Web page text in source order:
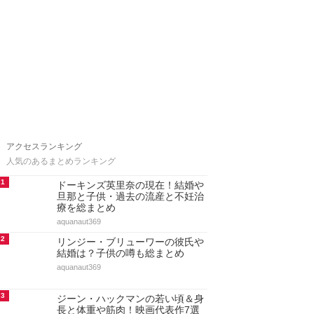
アクセスランキング
人気のあるまとめランキング
1
ドーキンズ英里奈の現在！結婚や
旦那と子供・過去の流産と不妊治
療を総まとめ
aquanaut369
2
リンジー・ブリューワーの彼氏や
結婚は？子供の噂も総まとめ
aquanaut369
3
ジーン・ハックマンの若い頃＆身
長と体重や筋肉！映画代表作7選